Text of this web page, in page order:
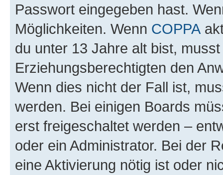
Passwort eingegeben hast.
Möglichkeiten. Wenn COPPA
du unter 13 Jahre alt bist,
Erziehungsberechtigten den
Wenn dies nicht der Fall ist,
werden. Bei einigen Boards
erst freigeschaltet werden –
oder ein Administrator. Bei der
eine Aktivierung nötig ist oder